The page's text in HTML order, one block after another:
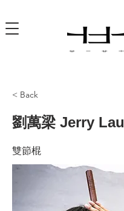
< Back
劉萬梁 Jerry Lau
雙節棍